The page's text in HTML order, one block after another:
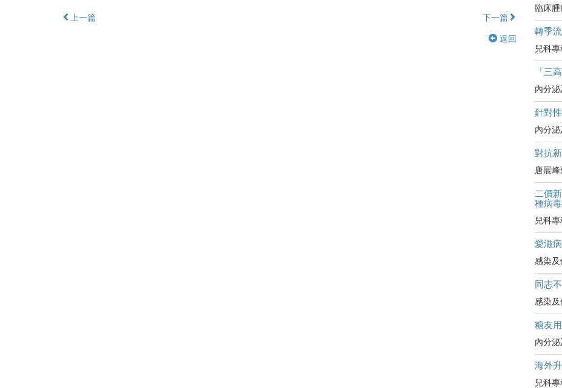
上一篇 下一篇
返回
臨床
轉季
兒科
「三
內分
針對
內分
對抗
唐展
二價
種病毒
兒科
愛滋
感染
同志
感染
糖友
內分
海外
兒科